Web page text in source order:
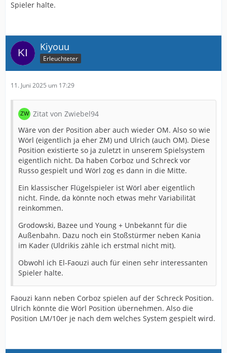
Spieler halte.
Kiyouu
Erleuchteter
11. Juni 2025 um 17:29
Zitat von Zwiebel94
Wäre von der Position aber auch wieder OM. Also so wie
Wörl (eigentlich ja eher ZM) und Ulrich (auch OM). Diese
Position existierte so ja zuletzt in unserem Spielsystem
eigentlich nicht. Da haben Corboz und Schreck vor
Russo gespielt und Wörl zog es dann in die Mitte.
Ein klassischer Flügelspieler ist Wörl aber eigentlich
nicht. Finde, da könnte noch etwas mehr Variabilität
reinkommen.
Grodowski, Bazee und Young + Unbekannt für die
Außenbahn. Dazu noch ein Stoßstürmer neben Kania
im Kader (Uldrikis zähle ich erstmal nicht mit).
Obwohl ich El-Faouzi auch für einen sehr interessanten
Spieler halte.
Faouzi kann neben Corboz spielen auf der Schreck Position.
Ulrich könnte die Wörl Position übernehmen. Also die
Position LM/10er je nach dem welches System gespielt wird.